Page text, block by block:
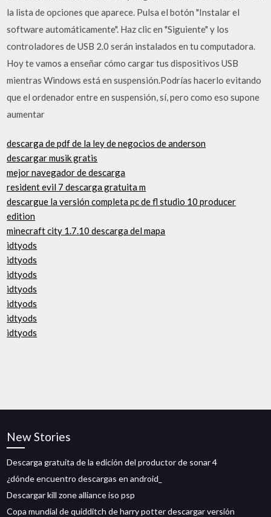
la lista de opciones que aparece. Pulsa el botón "Instalar el
software automáticamente". Haz clic en "Siguiente" y los
controladores de USB 2.0 serán instalados en tu computadora.
Hoy te vamos a enseñar cómo cargar tus dispositivos USB
mientras Windows está en suspensión.Podrías hacerlo evitando
que el ordenador entre en suspensión, sí, pero como eso supone
aumentar
descarga de pdf de la ley de negocios de anderson
descargar musik gratis
mejor navegador de descarga
resident evil 7 descarga gratuita m
descargue la versión completa pc de fl studio 10 producer
edition
minecraft city 1.7.10 descarga del mapa
idtyods
idtyods
idtyods
idtyods
idtyods
idtyods
idtyods
New Stories
Descarga gratuita de la edición del productor de sonar 4
¿dónde encuentro descargas en android_
Descargar kill zone alliance iso psp
Copa mundial de quidditch de harry potter descargar versión